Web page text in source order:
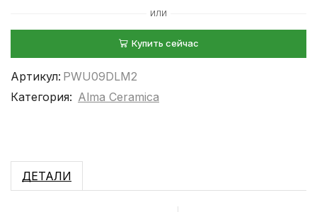
ИЛИ
Купить сейчас
Артикул: PWU09DLM2
Категория: Alma Ceramica
ДЕТАЛИ